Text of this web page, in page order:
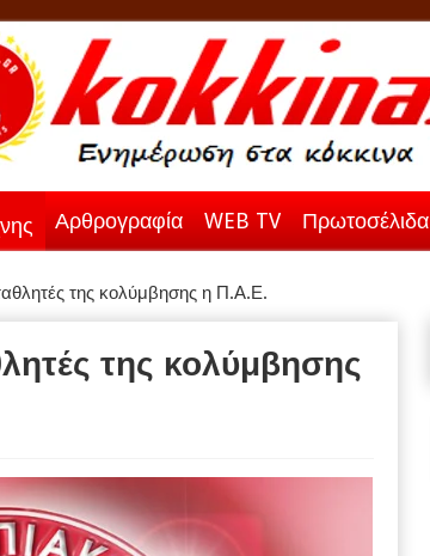
Αρθρογραφία WEB TV Πρωτοσέλιδα
της κολύμβησης η Π.Α.Ε.
της κολύμβησης